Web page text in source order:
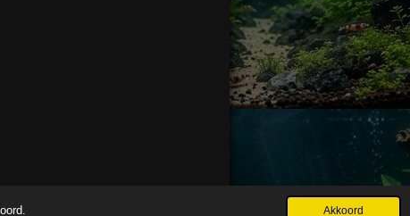
Akkoord